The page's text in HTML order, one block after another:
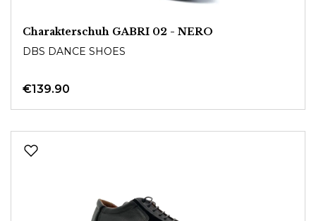
Charakterschuh GABRI 02 - NERO
DBS DANCE SHOES
€139.90